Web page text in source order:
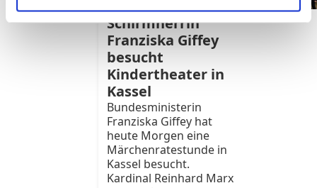
Schirmherrin
Franziska Giffey
besucht
Kindertheater in
Kassel
Bundesministerin
Franziska Giffey hat
heute Morgen eine
Märchenratestunde in
Kassel besucht.
Kardinal Reinhard Marx